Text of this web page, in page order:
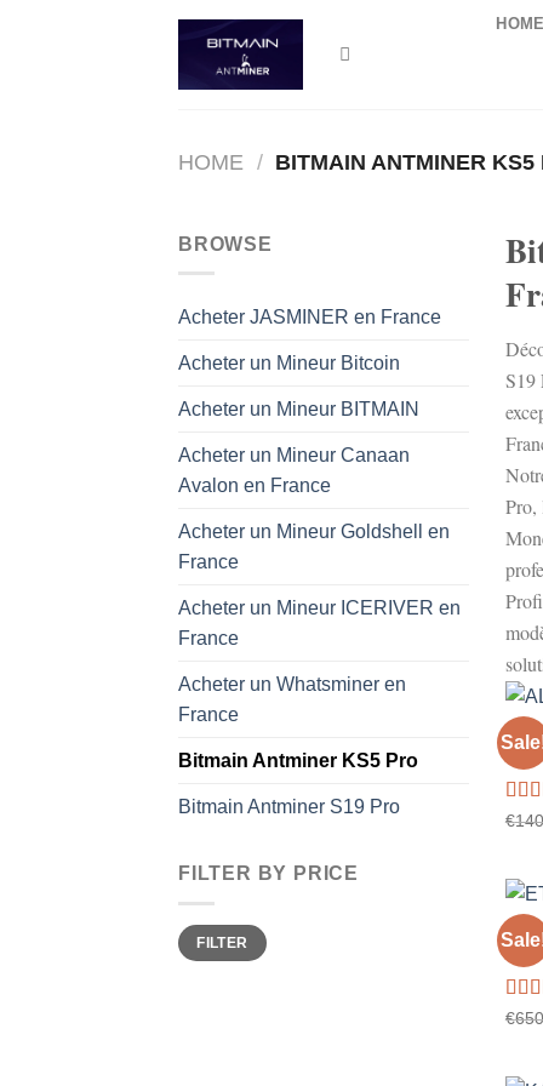
HOME
HOME / BITMAIN ANTMINER KS5
BROWSE
Acheter JASMINER en France
Acheter un Mineur Bitcoin
Acheter un Mineur BITMAIN
Acheter un Mineur Canaan
Avalon en France
Acheter un Mineur Goldshell en
France
Acheter un Mineur ICERIVER en
France
Acheter un Whatsminer en
France
Bitmain Antminer KS5 Pro
Bitmain Antminer S19 Pro
FILTER BY PRICE
Min
price
Max
priceFILTER
S19
Pro,
€
ETC
€